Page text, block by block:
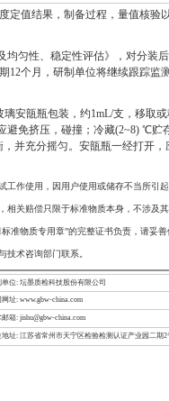
定值结果，制备过程，量值核验
均匀性、稳定性评估》，对分
12个月，研制单位将继续跟踪监
安瓿瓶包装，约1mL/支，移取或
免挤压，碰撞；冷藏(2~8) ℃贮存
充分摇匀。安瓿瓶一经打开，
工作使用，因用户使用或储存不当所引
相关赔偿只限于标准物质本身，不涉及其
准物质专用章”的完整证书负责，请妥善
技术咨询部门联系。
单位: 坛墨质检科技股份有限公司
网址: www.gbw-china.com
邮箱: jishu@gbw-china.com
地址: 江苏省常州市天宁区检验检测认证产业园二期2